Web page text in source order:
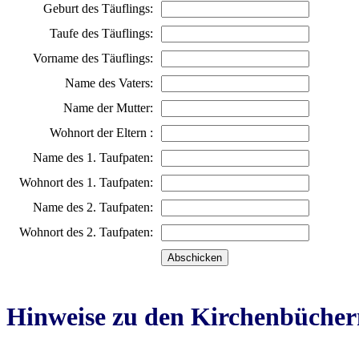
Geburt des Täuflings:
Taufe des Täuflings:
Vorname des Täuflings:
Name des Vaters:
Name der Mutter:
Wohnort der Eltern :
Name des 1. Taufpaten:
Wohnort des 1. Taufpaten:
Name des 2. Taufpaten:
Wohnort des 2. Taufpaten:
Hinweise zu den